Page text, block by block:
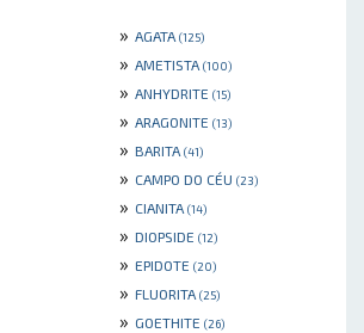
» AGATA (125)
» AMETISTA (100)
» ANHYDRITE (15)
» ARAGONITE (13)
» BARITA (41)
» CAMPO DO CÉU (23)
» CIANITA (14)
» DIOPSIDE (12)
» EPIDOTE (20)
» FLUORITA (25)
» GOETHITE (26)